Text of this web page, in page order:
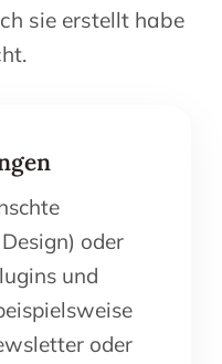
sie erstellt habe
oder
und
oder